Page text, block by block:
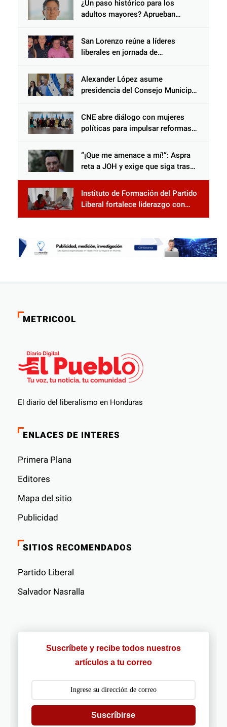
¿Un paso histórico para los
adultos mayores? Aprueban
Salomón Nazar para fortalecer su
protección en Honduras
San Lorenzo reúne a líderes
liberales en jornada de
Alexander López asume
presidencia del Consejo Municipal
Censo Nacional 2026
CNE abre diálogo con mujeres
políticas para impulsar reformas
“¡Que me amenace a mí!”: Aspra
reta a JOH y exige que siga tras
Instituto de Formación del Partido
Liberal fortalece liderazgo con
jornadas de capacitación
METRICOOL
El diario del liberalismo en Honduras
ENLACES DE INTERES
Primera Plana
Editores
Mapa del sitio
Publicidad
SITIOS RECOMENDADOS
Partido Liberal
Salvador Nasralla
Suscríbete y recibe todos nuestros
artículos a tu correo
Suscríbirse